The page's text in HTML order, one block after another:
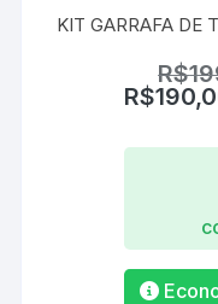
KIT GARRAFA DE
R$
R$